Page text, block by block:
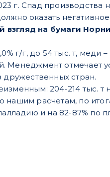
г. Спад производства
оказать
на бумаги
г, до 54 тыс. т, меди –
Менеджмент
стран.
204-214 тыс. т
нашим расчетам, по
и на 82-87% по